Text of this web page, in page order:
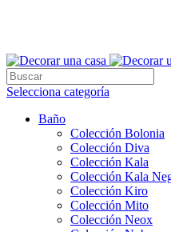
Selecciona categoría
Baño
Colección Bolonia
Colección Diva
Colección Kala
Colección Kala
Colección Kiro
Colección Mito
Colección Neox